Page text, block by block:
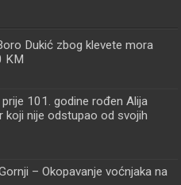
Dukić zbog klevete mora
KM
101. godine rođen Alija
koji nije odstupao od svojih
– Okopavanje voćnjaka na